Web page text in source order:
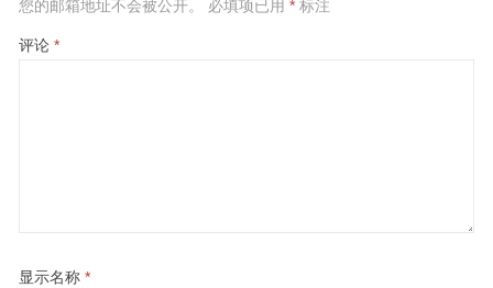
您的邮箱地址不会被公开。 必填项已用 *标注
评论 *
显示名称 *